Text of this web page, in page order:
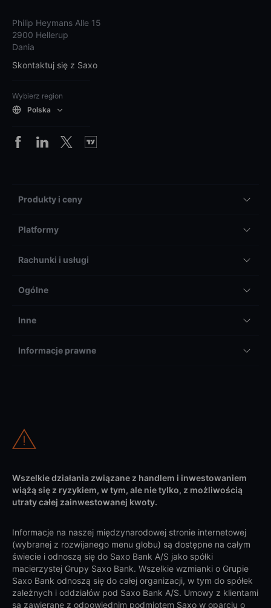
Philip Heymans Alle 15
2900 Hellerup
Dania
Skontaktuj się z Saxo
Wybierz region
Polska
Produkty i ceny
Platformy
Rachunki i usługi
Ogólne
Inne
Informacje prawne
Wszelkie działania związane z handlem i inwestowaniem
wiążą się z ryzykiem, w tym, ale nie tylko, z możliwością
utraty całej zainwestowanej kwoty.
Informacje na naszej międzynarodowej stronie internetowej
(wybranej z rozwijanego menu globu) są dostępne na całym
świecie i odnoszą się do Saxo Bank A/S jako spółki
macierzystej Grupy Saxo Bank. Wszelkie wzmianki o Grupie
Saxo Bank odnoszą się do całej organizacji, w tym do spółek
zależnych i oddziałów pod Saxo Bank A/S. Umowy z klientami
są zawierane z odpowiednim podmiotem Saxo w oparciu o